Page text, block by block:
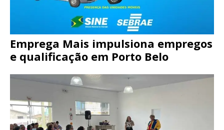
Emprega Mais impulsiona empregos
e qualificação em Porto Belo